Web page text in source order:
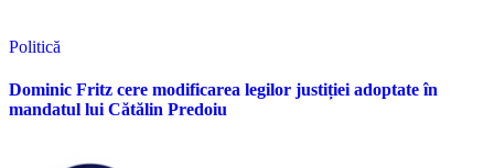
Politică
Dominic Fritz cere modificarea legilor justiției adoptate în
mandatul lui Cătălin Predoiu